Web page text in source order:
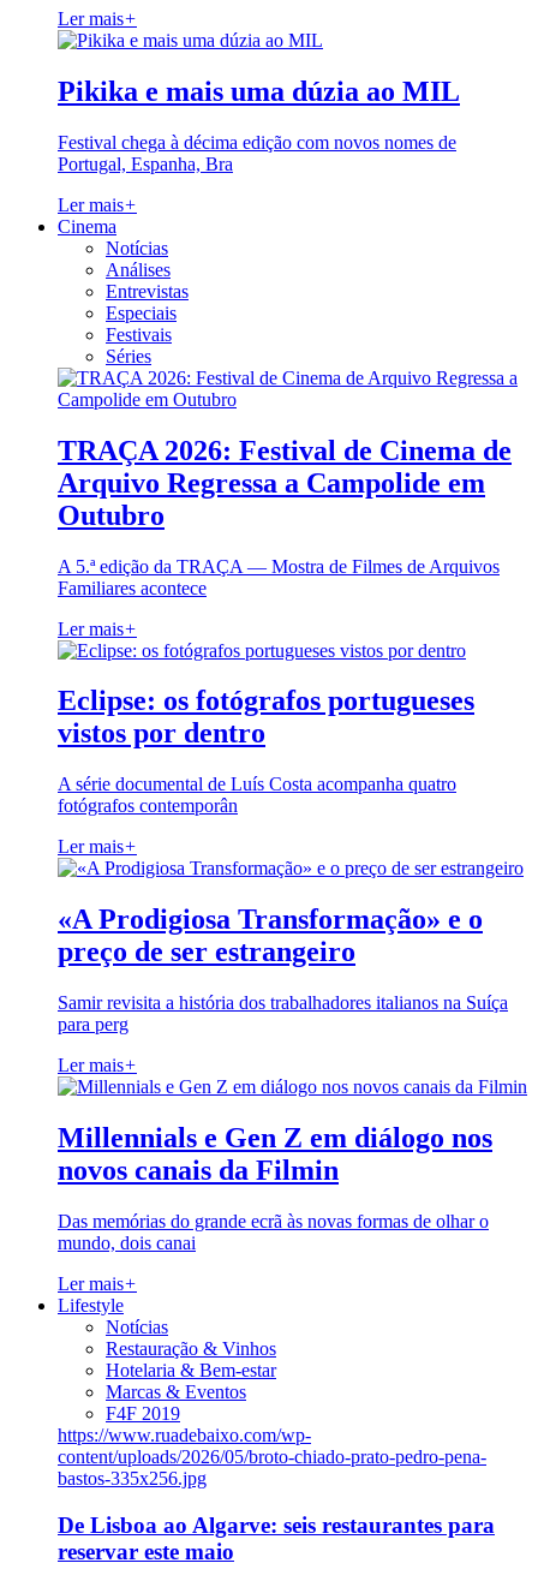
Ler mais+
Pikika e mais uma dúzia ao MIL
Festival chega à décima edição com novos nomes de
Portugal, Espanha, Bra
Ler mais+
Cinema
Notícias
Análises
Entrevistas
Especiais
Festivais
Séries
TRAÇA 2026: Festival de Cinema de
Arquivo Regressa a Campolide em
Outubro
A 5.ª edição da TRAÇA — Mostra de Filmes de Arquivos
Familiares acontece
Ler mais+
Eclipse: os fotógrafos portugueses
vistos por dentro
A série documental de Luís Costa acompanha quatro
fotógrafos contemporân
Ler mais+
«A Prodigiosa Transformação» e o
preço de ser estrangeiro
Samir revisita a história dos trabalhadores italianos na Suíça
para perg
Ler mais+
Millennials e Gen Z em diálogo nos
novos canais da Filmin
Das memórias do grande ecrã às novas formas de olhar o
mundo, dois canai
Ler mais+
Lifestyle
Notícias
Restauração & Vinhos
Hotelaria & Bem-estar
Marcas & Eventos
F4F 2019
https://www.ruadebaixo.com/wp-
content/uploads/2026/05/broto-chiado-prato-pedro-pena-
bastos-335x256.jpg
De Lisboa ao Algarve: seis restaurantes para
reservar este maio